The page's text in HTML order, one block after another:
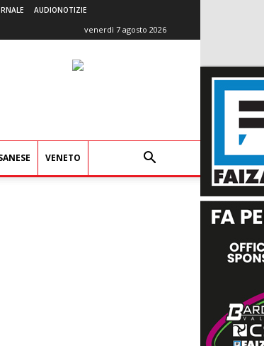
AUDIONOTIZIE
venerdì 7 agosto 2026
VENETO